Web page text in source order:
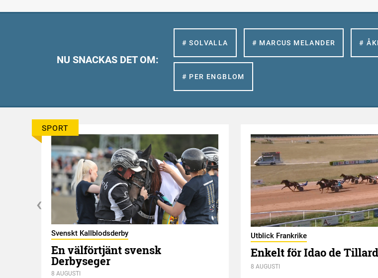
NU SNACKAS DET OM:
# SOLVALLA # MARCUS MELANDER #
# PER ENGBLOM
SPORT
Svenskt Kallblodsderby
En välförtjänt svensk
Derbyseger
8 AUGUSTI
Utblick Frankrike
Enkelt för Idao de Tillard
8 AUGUSTI